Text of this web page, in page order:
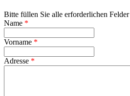
Bitte füllen Sie alle erforderlichen Felder
Name *
Vorname *
Adresse *